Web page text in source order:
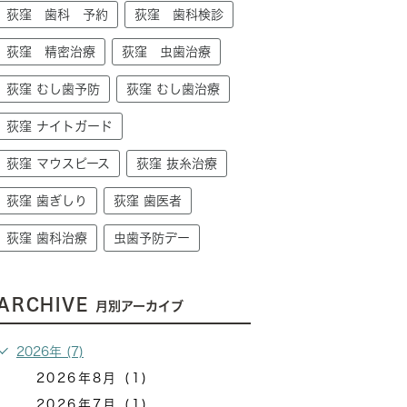
荻窪 歯科 予約 荻窪 歯科検診
荻窪 精密治療 荻窪 虫歯治療
荻窪 むし歯予防 荻窪 むし歯治療
荻窪 ナイトガード
荻窪 マウスピース 荻窪 抜糸治療
荻窪 歯ぎしり 荻窪 歯医者
荻窪 歯科治療 虫歯予防デー
月別アーカイブ
2026年 (7)
2026年8月 (1)
2026年7月 (1)